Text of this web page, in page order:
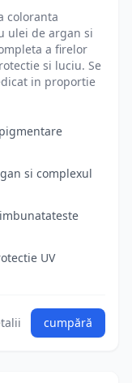
coloranta
ulei de argan si
a firelor
si luciu. Se
in proportie
si complexul
UV
cumpără